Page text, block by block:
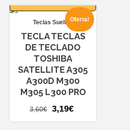
Oferta!
Teclas Sueltas
TECLA TECLAS
DE TECLADO
TOSHIBA
SATELLITE A305
A300D M300
M305 L300 PRO
3,60€
El
3,19€